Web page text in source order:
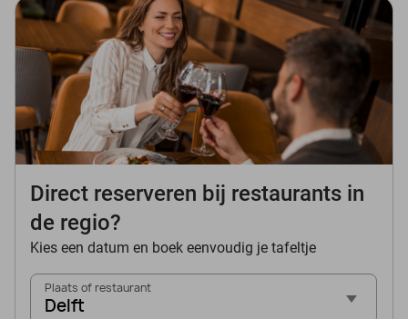
Direct reserveren bij restaurants in
de regio?
Kies een datum en boek eenvoudig je tafeltje
Plaats of restaurant
Delft